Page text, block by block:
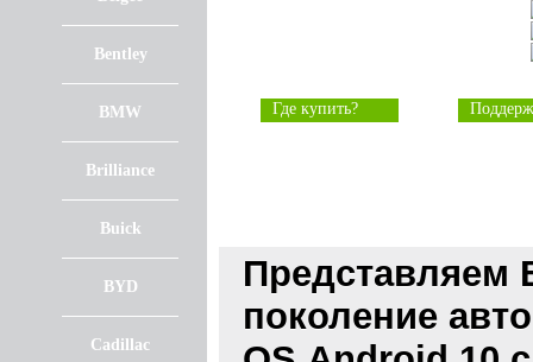
Bentley
BMW
Brilliance
Buick
BYD
Cadillac
Где купить?
поколение